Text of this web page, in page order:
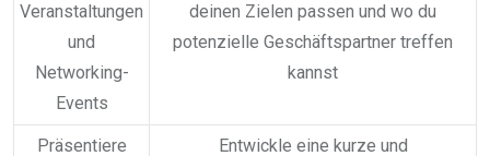
Veranstaltungen
und
Networking-
Events
deinen Zielen passen und wo du
potenzielle Geschäftspartner treffen
kannst
Präsentiere
Entwickle eine kurze und